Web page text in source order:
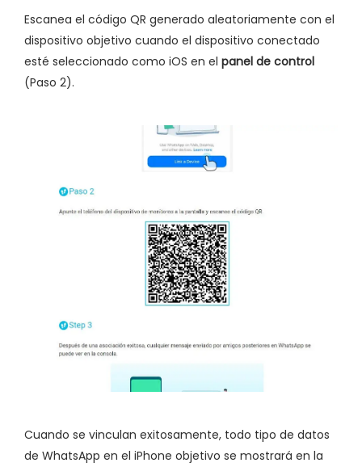
Escanea el código QR generado aleatoriamente con el
dispositivo objetivo cuando el dispositivo conectado
esté seleccionado como iOS en el panel de control
(Paso 2).
Cuando se vinculan exitosamente, todo tipo de datos
de WhatsApp en el iPhone objetivo se mostrará en la